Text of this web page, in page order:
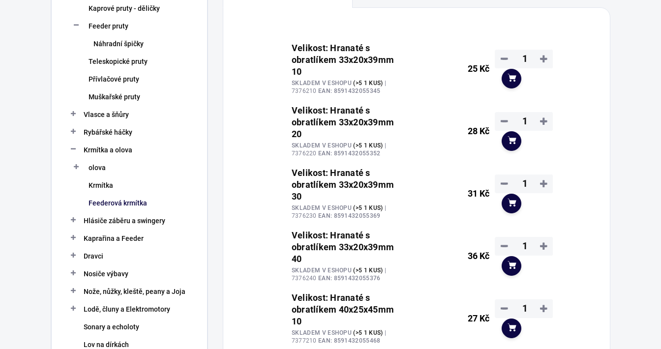
Kaprové pruty - děličky
Feeder pruty
Náhradní špičky
Teleskopické pruty
Přívlačové pruty
Muškařské pruty
Vlasce a šňůry
Rybářské háčky
Krmítka a olova
olova
Krmítka
Feederová krmítka
Hlásiče záběru a swingery
Kaprařina a Feeder
Dravci
Nosiče výbavy
Nože, nůžky, kleště, peany a Joja
Lodě, čluny a Elektromotory
Sonary a echoloty
Lov na dírkách
Velikost: Hranaté s
obratlíkem 33x20x39mm
10
SKLADEM V ESHOPU(>5 1 KUS)
7376210 EAN: 8591432055345
25 Kč
+
−
Do košíku
Velikost: Hranaté s
obratlíkem 33x20x39mm
20
SKLADEM V ESHOPU(>5 1 KUS)
7376220 EAN: 8591432055352
28 Kč
+
−
Do košíku
Velikost: Hranaté s
obratlíkem 33x20x39mm
30
SKLADEM V ESHOPU(>5 1 KUS)
7376230 EAN: 8591432055369
31 Kč
+
−
Do košíku
Velikost: Hranaté s
obratlíkem 33x20x39mm
40
SKLADEM V ESHOPU(>5 1 KUS)
7376240 EAN: 8591432055376
36 Kč
+
−
Do košíku
Velikost: Hranaté s
obratlíkem 40x25x45mm
10
SKLADEM V ESHOPU(>5 1 KUS)
7377210 EAN: 8591432055468
27 Kč
+
−
Do košíku